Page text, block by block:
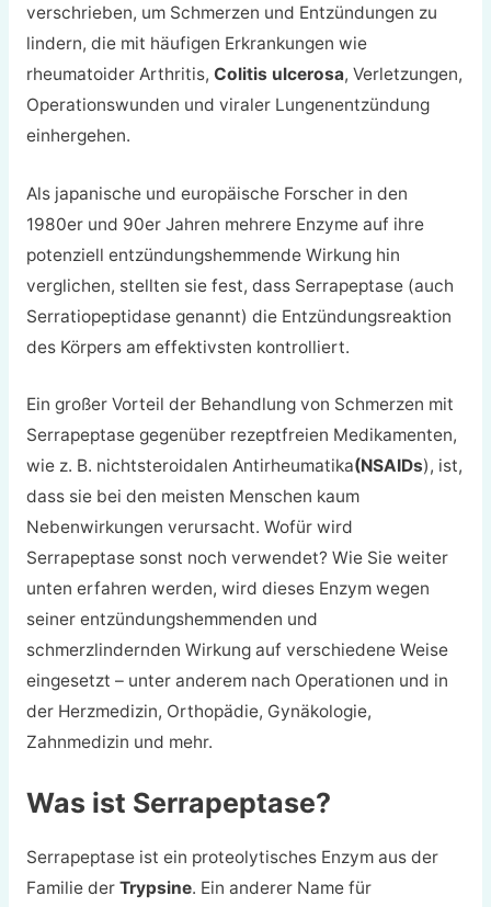
verschrieben, um Schmerzen und Entzündungen zu
lindern, die mit häufigen Erkrankungen wie
rheumatoider Arthritis, Colitis ulcerosa, Verletzungen,
Operationswunden und viraler Lungenentzündung
einhergehen.
Als japanische und europäische Forscher in den
1980er und 90er Jahren mehrere Enzyme auf ihre
potenziell entzündungshemmende Wirkung hin
verglichen, stellten sie fest, dass Serrapeptase (auch
Serratiopeptidase genannt) die Entzündungsreaktion
des Körpers am effektivsten kontrolliert.
Ein großer Vorteil der Behandlung von Schmerzen mit
Serrapeptase gegenüber rezeptfreien Medikamenten,
wie z. B. nichtsteroidalen Antirheumatika(NSAIDs), ist,
dass sie bei den meisten Menschen kaum
Nebenwirkungen verursacht. Wofür wird
Serrapeptase sonst noch verwendet? Wie Sie weiter
unten erfahren werden, wird dieses Enzym wegen
seiner entzündungshemmenden und
schmerzlindernden Wirkung auf verschiedene Weise
eingesetzt – unter anderem nach Operationen und in
der Herzmedizin, Orthopädie, Gynäkologie,
Zahnmedizin und mehr.
Was ist Serrapeptase?
Serrapeptase ist ein proteolytisches Enzym aus der
Familie der Trypsine. Ein anderer Name für